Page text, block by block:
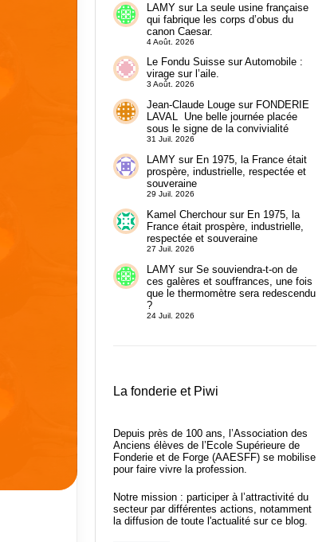
LAMYsur La seule usine française
qui fabrique les corps d’obus du
canon Caesar.
4 Août. 2026
Le Fondu SuissesurAutomobile :
virage sur l’aile.
3 Août. 2026
Jean-Claude Lougesur FONDERIE
LAVAL Une belle journée placée
sous le signe de la convivialité
31 Juil. 2026
LAMYsur En 1975, la France était
prospère, industrielle, respectée et
souveraine
29 Juil. 2026
Kamel Cherchoursur En 1975, la
France était prospère, industrielle,
respectée et souveraine
27 Juil. 2026
LAMYsur Se souviendra-t-on de
ces galères et souffrances, une fois
que le thermomètre sera redescendu
?
24 Juil. 2026
La fonderie et Piwi
Depuis près de 100 ans, l’Association des
Anciens élèves de l’Ecole Supérieure de
Fonderie et de Forge (AAESFF) se mobilise
pour faire vivre la profession.
Notre mission : participer à l’attractivité du
secteur par différentes actions, notamment
la diffusion de toute l'actualité sur ce blog.